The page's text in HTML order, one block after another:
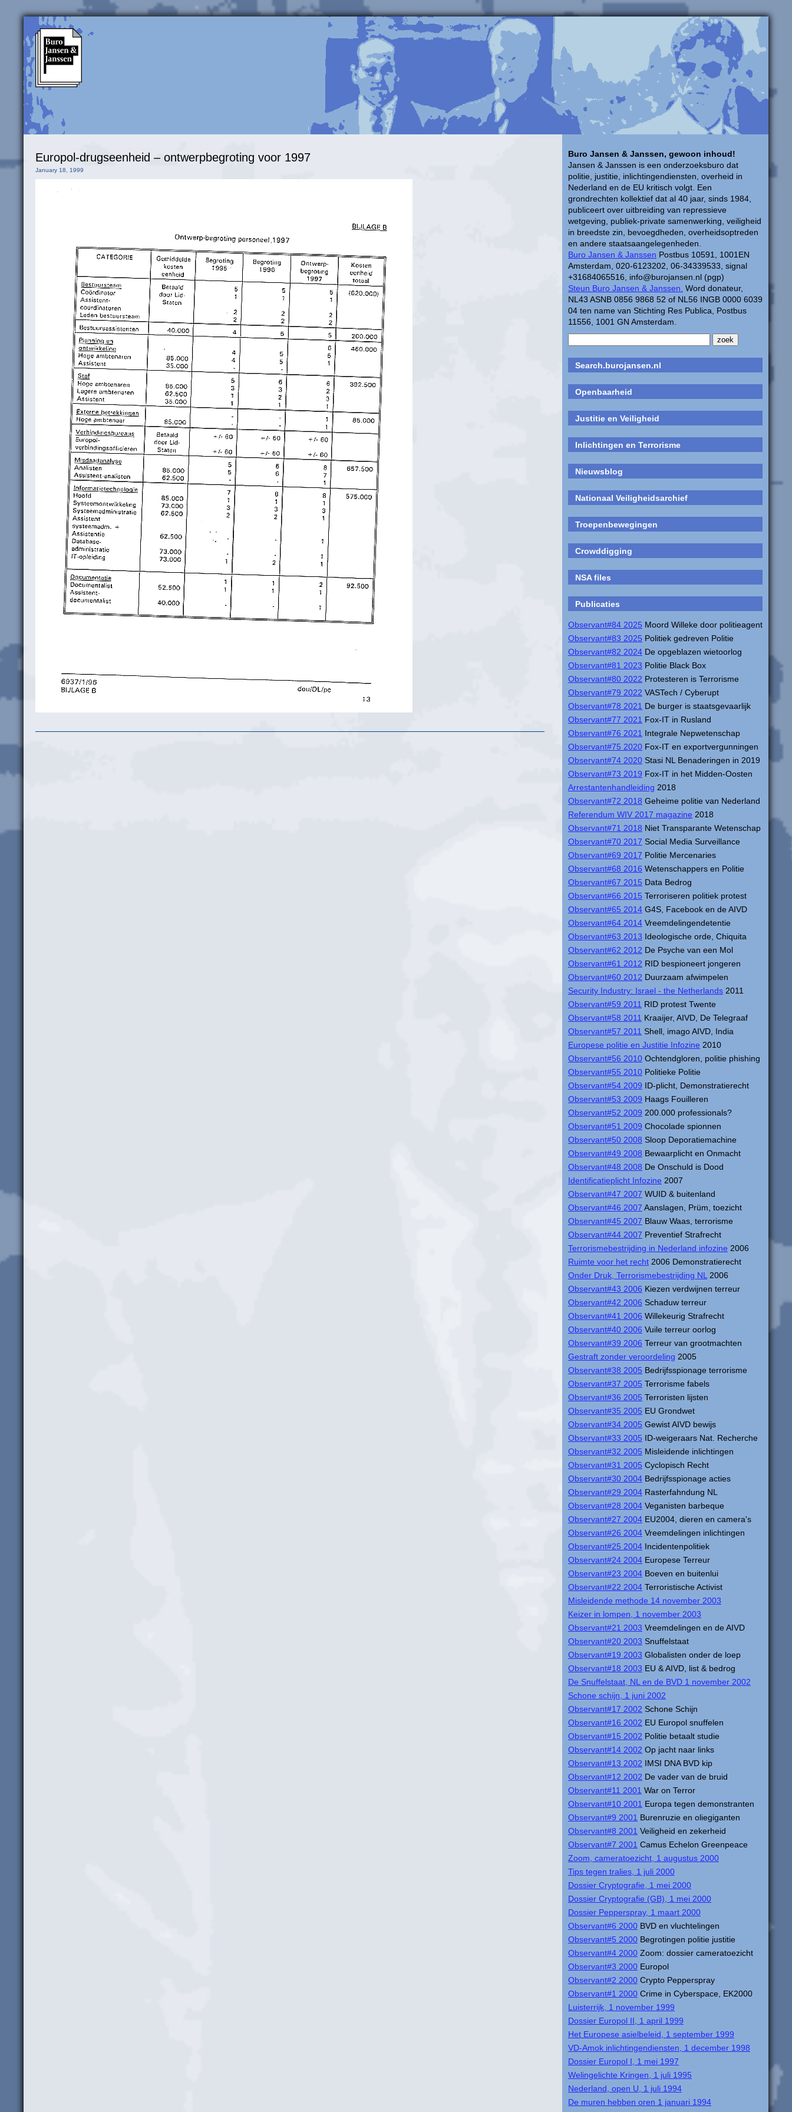
Buro Jansen & Janssen, gewoon inhoud!
Jansen & Janssen is een onderzoeksburo dat
politie, justitie, inlichtingendiensten, overheid in
Nederland en de EU kritisch volgt. Een
grondrechten kollektief dat al 40 jaar, sinds 1984,
publiceert over uitbreiding van repressieve
wetgeving, publiek-private samenwerking, veiligheid
in breedste zin, bevoegdheden, overheidsoptreden
en andere staatsaangelegenheden.
Buro Jansen & Janssen Postbus 10591, 1001EN
Amsterdam, 020-6123202, 06-34339533, signal
+31684065516, info@burojansen.nl (pgp)
Steun Buro Jansen & Janssen. Word donateur,
NL43 ASNB 0856 9868 52 of NL56 INGB 0000 6039
04 ten name van Stichting Res Publica, Postbus
11556, 1001 GN Amsterdam.
Search.burojansen.nl
Openbaarheid
Justitie en Veiligheid
Inlichtingen en Terrorisme
Nieuwsblog
Nationaal Veiligheidsarchief
Troepenbewegingen
Crowddigging
NSA files
Publicaties
Observant#84 2025 Moord Willeke door politieagent
Observant#83 2025 Politiek gedreven Politie
Observant#82 2024 De opgeblazen wietoorlog
Observant#81 2023 Politie Black Box
Observant#80 2022 Protesteren is Terrorisme
Observant#79 2022 VASTech / Cyberupt
Observant#78 2021 De burger is staatsgevaarlijk
Observant#77 2021 Fox-IT in Rusland
Observant#76 2021 Integrale Nepwetenschap
Observant#75 2020 Fox-IT en exportvergunningen
Observant#74 2020 Stasi NL Benaderingen in 2019
Observant#73 2019 Fox-IT in het Midden-Oosten
Arrestantenhandleiding 2018
Observant#72 2018 Geheime politie van Nederland
Referendum WIV 2017 magazine 2018
Observant#71 2018 Niet Transparante Wetenschap
Observant#70 2017 Social Media Surveillance
Observant#69 2017 Politie Mercenaries
Observant#68 2016 Wetenschappers en Politie
Observant#67 2015 Data Bedrog
Observant#66 2015 Terroriseren politiek protest
Observant#65 2014 G4S, Facebook en de AIVD
Observant#64 2014 Vreemdelingendetentie
Observant#63 2013 Ideologische orde, Chiquita
Observant#62 2012 De Psyche van een Mol
Observant#61 2012 RID bespioneert jongeren
Observant#60 2012 Duurzaam afwimpelen
Security Industry: Israel - the Netherlands 2011
Observant#59 2011 RID protest Twente
Observant#58 2011 Kraaijer, AIVD, De Telegraaf
Observant#57 2011 Shell, imago AIVD, India
Europese politie en Justitie Infozine 2010
Observant#56 2010 Ochtendgloren, politie phishing
Observant#55 2010 Politieke Politie
Observant#54 2009 ID-plicht, Demonstratierecht
Observant#53 2009 Haags Fouilleren
Observant#52 2009 200.000 professionals?
Observant#51 2009 Chocolade spionnen
Observant#50 2008 Sloop Deporatiemachine
Observant#49 2008 Bewaarplicht en Onmacht
Observant#48 2008 De Onschuld is Dood
Identificatieplicht Infozine 2007
Observant#47 2007 WUID & buitenland
Observant#46 2007 Aanslagen, Prüm, toezicht
Observant#45 2007 Blauw Waas, terrorisme
Observant#44 2007 Preventief Strafrecht
Terrorismebestrijding in Nederland infozine 2006
Ruimte voor het recht 2006 Demonstratierecht
Onder Druk, Terrorismebestrijding NL 2006
Observant#43 2006 Kiezen verdwijnen terreur
Observant#42 2006 Schaduw terreur
Observant#41 2006 Willekeurig Strafrecht
Observant#40 2006 Vuile terreur oorlog
Observant#39 2006 Terreur van grootmachten
Gestraft zonder veroordeling 2005
Observant#38 2005 Bedrijfsspionage terrorisme
Observant#37 2005 Terrorisme fabels
Observant#36 2005 Terroristen lijsten
Observant#35 2005 EU Grondwet
Observant#34 2005 Gewist AIVD bewijs
Observant#33 2005 ID-weigeraars Nat. Recherche
Observant#32 2005 Misleidende inlichtingen
Observant#31 2005 Cyclopisch Recht
Observant#30 2004 Bedrijfsspionage acties
Observant#29 2004 Rasterfahndung NL
Observant#28 2004 Veganisten barbeque
Observant#27 2004 EU2004, dieren en camera's
Observant#26 2004 Vreemdelingen inlichtingen
Observant#25 2004 Incidentenpolitiek
Observant#24 2004 Europese Terreur
Observant#23 2004 Boeven en buitenlui
Observant#22 2004 Terroristische Activist
Misleidende methode 14 november 2003
Keizer in lompen, 1 november 2003
Observant#21 2003 Vreemdelingen en de AIVD
Observant#20 2003 Snuffelstaat
Observant#19 2003 Globalisten onder de loep
Observant#18 2003 EU & AIVD, list & bedrog
De Snuffelstaat, NL en de BVD 1 november 2002
Schone schijn, 1 juni 2002
Observant#17 2002 Schone Schijn
Observant#16 2002 EU Europol snuffelen
Observant#15 2002 Politie betaalt studie
Observant#14 2002 Op jacht naar links
Observant#13 2002 IMSI DNA BVD kip
Observant#12 2002 De vader van de bruid
Observant#11 2001 War on Terror
Observant#10 2001 Europa tegen demonstranten
Observant#9 2001 Burenruzie en oliegiganten
Observant#8 2001 Veiligheid en zekerheid
Observant#7 2001 Camus Echelon Greenpeace
Zoom, cameratoezicht, 1 augustus 2000
Tips tegen tralies, 1 juli 2000
Dossier Cryptografie, 1 mei 2000
Dossier Cryptografie (GB), 1 mei 2000
Dossier Pepperspray, 1 maart 2000
Observant#6 2000 BVD en vluchtelingen
Observant#5 2000 Begrotingen politie justitie
Observant#4 2000 Zoom: dossier cameratoezicht
Observant#3 2000 Europol
Observant#2 2000 Crypto Pepperspray
Observant#1 2000 Crime in Cyberspace, EK2000
Luisterrijk, 1 november 1999
Dossier Europol II, 1 april 1999
Het Europese asielbeleid, 1 september 1999
VD-Amok inlichtingendiensten, 1 december 1998
Dossier Europol I, 1 mei 1997
Welingelichte Kringen, 1 juli 1995
Nederland, open U, 1 juli 1994
De muren hebben oren 1 januari 1994
Europol-drugseenheid – ontwerpbegroting voor 1997
January 18, 1999